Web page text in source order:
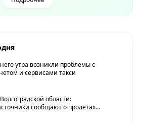
утра возникли проблемы с
и сервисами такси
области:
сообщают о пролетах